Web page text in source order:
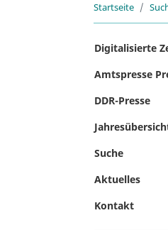
Startseite
Digitalisierte
Amtspresse
DDR-Presse
Suche
Aktuelles
Kontakt